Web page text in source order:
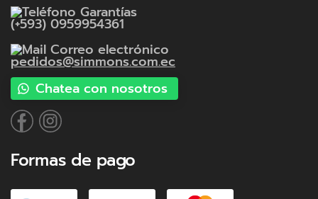
Garantías
(+593) 0959954361
Correo electrónico
pedidos@simmons.com.ec
Chatea con nosotros
Formas de pago